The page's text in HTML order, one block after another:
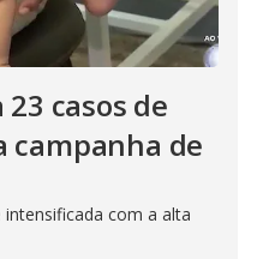
casos de
campanha de
com a alta